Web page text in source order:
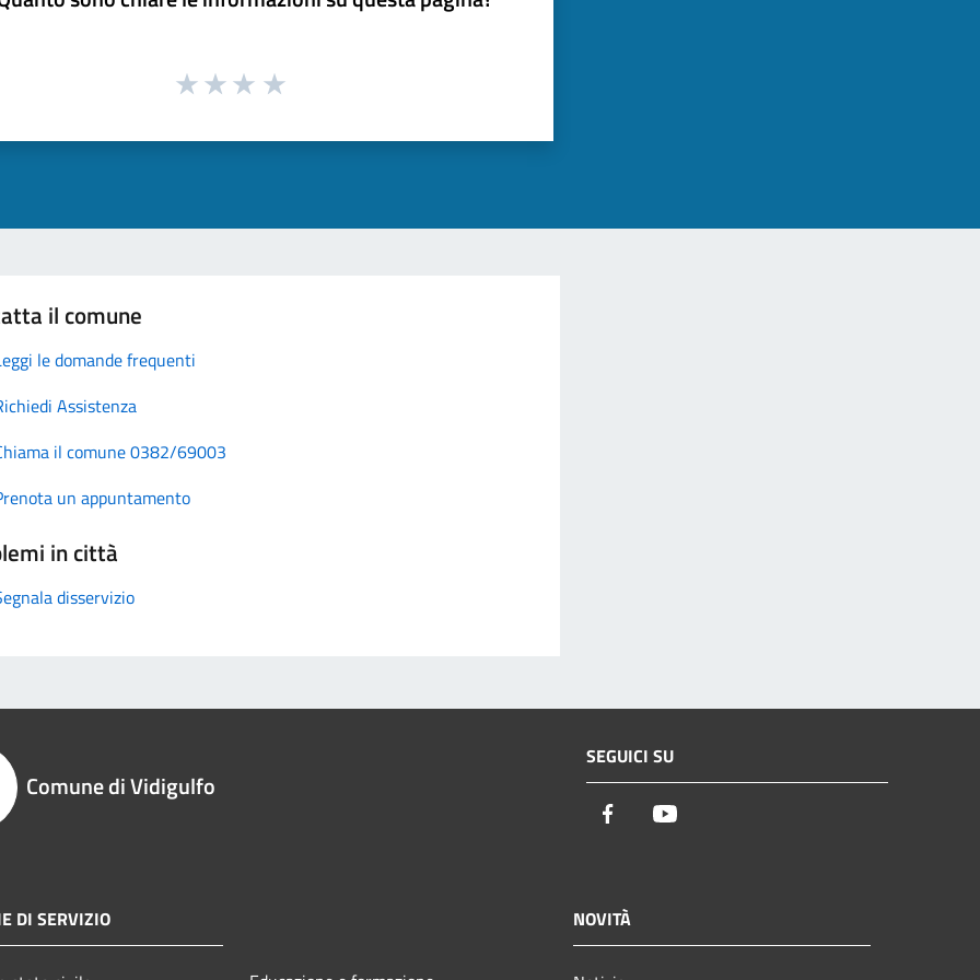
il comune
le domande frequenti
Assistenza
il comune 0382/69003
un appuntamento
in città
disservizio
Comune di Vidigulfo
SEGUICI SU
Facebook
DI SERVIZIO NOVITÀ